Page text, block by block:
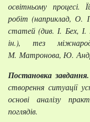
освітньому процесі.
робіт (наприклад, О.
статей (див. І. Бех,
ін.), тез
М. Матронова, Ю.
Постановка завдання.
створення ситуації
основі аналізу
поглядів.